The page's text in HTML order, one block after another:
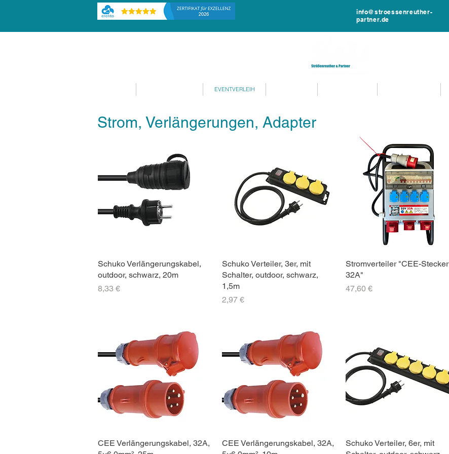
info@stroessenreuther-
partner.de
EVENTVERLEIH
Strom, Verlängerungen, Adapter
Schuko Verlängerungskabel,
outdoor, schwarz, 20m
Preis
8,33 €
Schuko Verteiler, 3er, mit
Schalter, outdoor, schwarz,
1,5m
Preis
2,97 €
Stromverteiler "CEE-Stecker
32A"
Preis
47,60 €
CEE Verlängerungskabel, 32A,
CEE Verlängerungskabel, 32A,
Schuko Verteiler, 6er, mit